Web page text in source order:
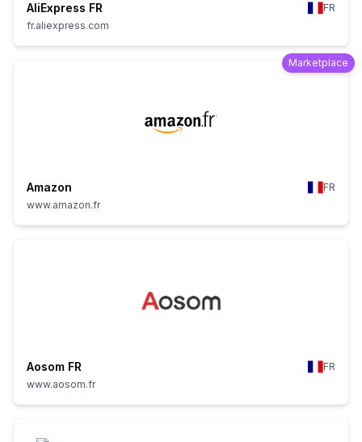
AliExpress FR
FR
fr.aliexpress.com
Marketplace
Amazon
FR
www.amazon.fr
Aosom FR
FR
www.aosom.fr